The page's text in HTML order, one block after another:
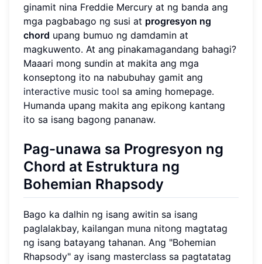
ginamit nina Freddie Mercury at ng banda ang
mga pagbabago ng susi at progresyon ng
chord upang bumuo ng damdamin at
magkuwento. At ang pinakamagandang bahagi?
Maaari mong sundin at makita ang mga
konseptong ito na nabubuhay gamit ang
interactive music tool sa aming homepage.
Humanda upang makita ang epikong kantang
ito sa isang bagong pananaw.
Pag-unawa sa Progresyon ng
Chord at Estruktura ng
Bohemian Rhapsody
Bago ka dalhin ng isang awitin sa isang
paglalakbay, kailangan muna nitong magtatag
ng isang batayang tahanan. Ang "Bohemian
Rhapsody" ay isang masterclass sa pagtatatag